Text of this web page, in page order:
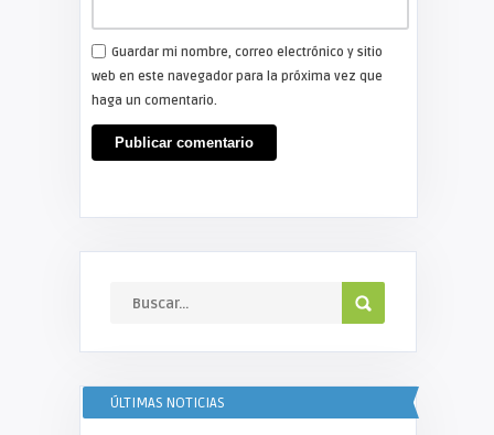
Guardar mi nombre, correo electrónico y sitio
web en este navegador para la próxima vez que
haga un comentario.
ÚLTIMAS NOTICIAS